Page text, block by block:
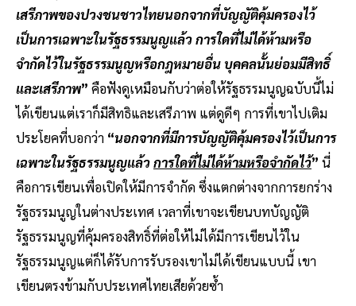
เสรีภาพของปวงชนชาวไทยนอกจากที่บัญญัติคุ้มครองไว้
เป็นการเฉพาะในรัฐธรรมนูญแล้ว การใดที่ไม่ได้ห้ามหรือ
จำกัดไว้ในรัฐธรรมนูญหรือกฎหมายอื่น บุคคลนั้นย่อมมีสิทธิ์
และเสรีภาพ” คือฟังดูเหมือนกับว่าต่อให้รัฐธรรมนูญฉบับนี้ไม่
ได้เขียนแต่เราก็มีสิทธิและเสรีภาพ แต่ดูดีๆ การที่เขาไปเติม
ประโยคที่บอกว่า “นอกจากที่มีการบัญญัติคุ้มครองไว้เป็นการ
เฉพาะในรัฐธรรมนูญแล้วการใดที่ไม่ได้ห้ามหรือจำกัดไว้” นี่
คือการเขียนเพื่อเปิดให้มีการจำกัด ซึ่งแตกต่างจากการยกร่าง
รัฐธรรมนูญในต่างประเทศ เวลาที่เขาจะเขียนบทบัญญัติ
รัฐธรรมนูญที่คุ้มครองสิทธิ์ที่ต่อให้ไม่ได้มีการเขียนไว้ใน
รัฐธรรมนูญแต่ก็ได้รับการรับรองเขาไม่ได้เขียนแบบนี้ เขา
เขียนตรงข้ามกับประเทศไทยเสียด้วยซ้ำ